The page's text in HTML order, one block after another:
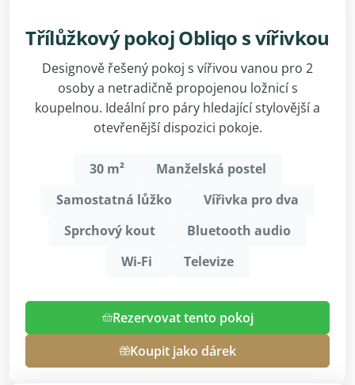
Třílůžkový pokoj Obliqo s vířivkou
Designově řešený pokoj s vířivou vanou pro 2
osoby a netradičně propojenou ložnicí s
koupelnou. Ideální pro páry hledající stylovější a
otevřenější dispozici pokoje.
30 m²
Manželská postel
Samostatná lůžko
Vířivka pro dva
Sprchový kout
Bluetooth audio
Wi-Fi
Televize
Rezervovat tento pokoj
Koupit jako dárek